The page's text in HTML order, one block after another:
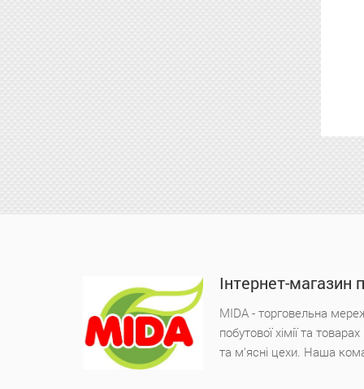
Інтернет-магазин
MIDA - торговельна
побутової хімії та
та м'ясні цехи. Наша